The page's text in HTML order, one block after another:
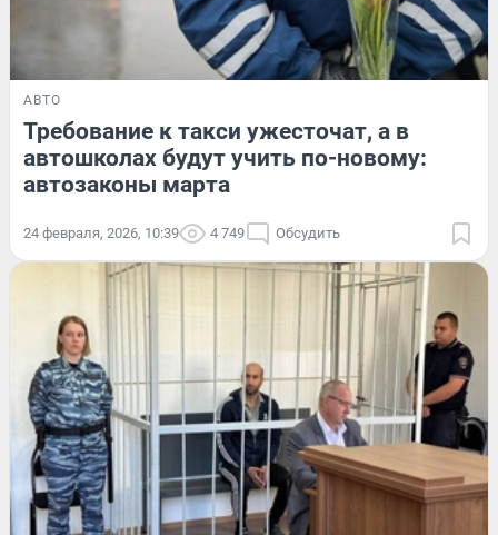
АВТО
Требование к такси ужесточат, а в
автошколах будут учить по-новому:
автозаконы марта
24 февраля, 2026, 10:39 4 749 Обсудить